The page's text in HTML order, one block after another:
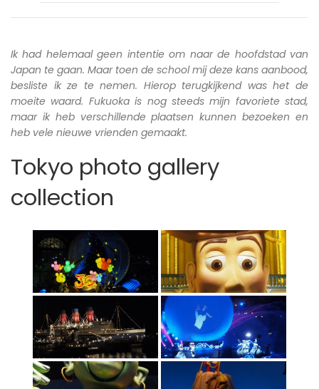
Ik had helemaal geen intentie om naar de hoofdstad van
Japan te gaan. Maar toen de school mij deze kans aanbood,
besliste ik ze te nemen. Hierop terugkijkend was het de
moeite waard. Fukuoka is nog steeds mijn favoriete stad,
maar ik heb verschillende plaatsen kunnen bezoeken en
heb vele nieuwe vrienden gemaakt.
Tokyo photo gallery
collection